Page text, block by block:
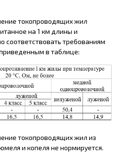
токопроводящих жил
на 1 км длины и
соответствовать требованиям
в таблице:
токопроводящих жил из
и копеля не нормируется.